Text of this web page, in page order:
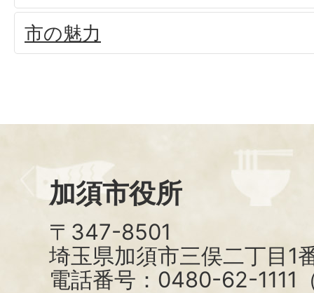
市の魅力
加須市役所
〒347-8501
埼玉県加須市三俣二丁目1
電話番号：0480-62-1111